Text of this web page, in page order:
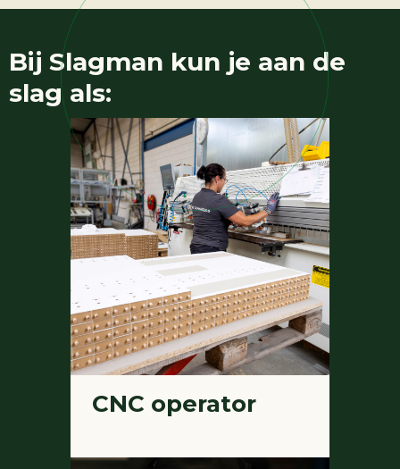
Bij Slagman kun je aan de
slag als:
CNC operator